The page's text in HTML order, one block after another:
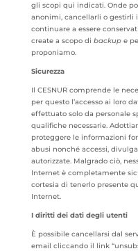
gli scopi qui indicati. Onde
anonimi, cancellarli o gestirli
continuare a essere
create a scopo di backupe
proponiamo.
Sicurezza
Il CESNUR comprende le
per questo l’accesso ai loro
effettuato solo da personale
qualifiche necessarie.
proteggere le informazioni
abusi nonché accessi,
autorizzate. Malgrado ciò,
Internet è completamente
cortesia di tenerlo presente
Internet.
I diritti dei dati degli utenti
È possibile cancellarsi dal
email cliccando il link